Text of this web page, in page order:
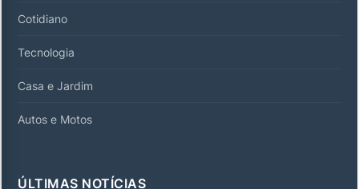
Cotidiano
Tecnologia
Casa e Jardim
Autos e Motos
ÚLTIMAS NOTÍCIAS